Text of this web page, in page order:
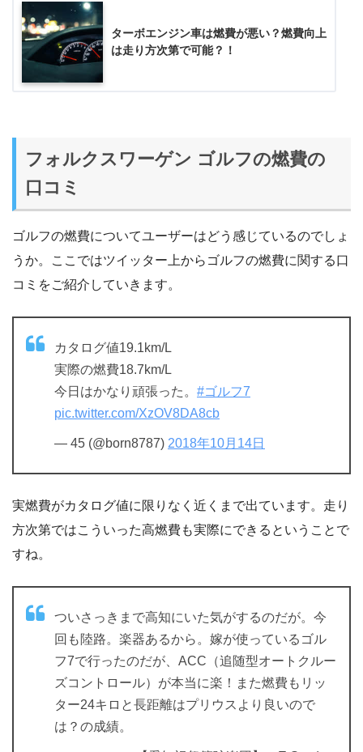
ターボエンジン車は燃費が悪い？燃費向上
は走り方次第で可能？！
フォルクスワーゲン ゴルフの燃費の
口コミ
ゴルフの燃費についてユーザーはどう感じているのでしょ
うか。ここではツイッター上からゴルフの燃費に関する口
コミをご紹介していきます。
カタログ値19.1km/L
実際の燃費18.7km/L
今日はかなり頑張った。 #ゴルフ7
pic.twitter.com/XzOV8DA8cb
— 45 (@born8787) 2018年10月14日
実燃費がカタログ値に限りなく近くまで出ています。走り
方次第ではこういった高燃費も実際にできるということで
すね。
ついさっきまで高知にいた気がするのだが。今
回も陸路。楽器あるから。嫁が使っているゴル
フ7で行ったのだが、ACC（追随型オートクルー
ズコントロール）が本当に楽！また燃費もリッ
ター24キロと長距離はプリウスより良いので
は？の成績。